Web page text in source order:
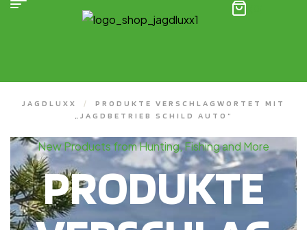
JAGDLUXX /
PRODUKTE VERSCHLAGWORTET MIT
„JAGDBETRIEB SCHILD AUTO“
New Products from Hunting, Fishing and More
PRODUKTE